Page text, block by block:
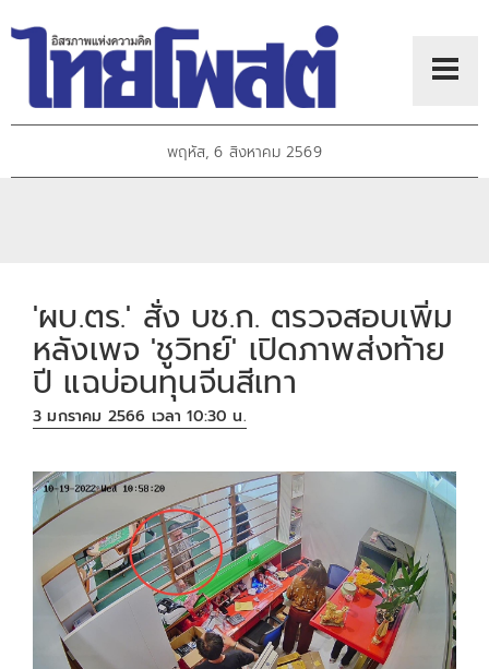
พฤหัส, 6 สิงหาคม 2569
'ผบ.ตร.' สั่ง บช.ก. ตรวจสอบเพิ่ม
หลังเพจ 'ชูวิทย์' เปิดภาพส่งท้าย
ปี แฉบ่อนทุนจีนสีเทา
3 มกราคม 2566 เวลา 10:30 น.